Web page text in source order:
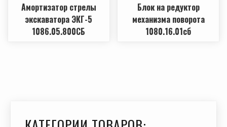
Амортизатор стрелы
экскаватора ЭКГ-5
1086.05.800СБ
Блок на редуктор
механизма поворота
1080.16.01сб